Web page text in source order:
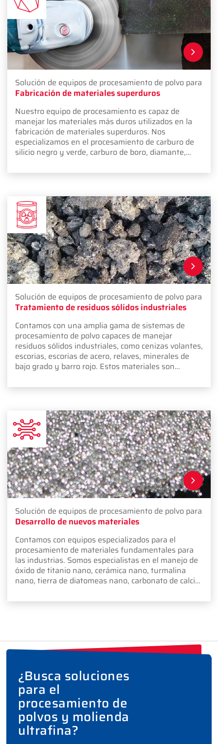
Solución de equipos de procesamiento de polvo para
Fabricación de materiales superduros
Nuestro equipo de procesamiento es capaz de
manejar los materiales más duros utilizados en la
fabricación de materiales superduros. Nos
especializamos en el procesamiento de carburo de
silicio negro y verde, carburo de boro, diamante,
compuestos de pulido de tierras raras, carburo de
cromo, materiales para ruedas abrasivas, óxido de
neodimio y arena pura de color natural.
Solución de equipos de procesamiento de polvo para
Tratamiento de residuos sólidos industriales
Contamos con una amplia gama de sistemas de
procesamiento de polvo capaces de manejar
residuos sólidos industriales, como cenizas volantes,
escorias, escorias de acero, relaves, minerales de
bajo grado y barro rojo. Estos materiales son
requieren un tratamiento preciso para cumplir con
Solución de equipos de procesamiento de polvo para
Desarrollo de nuevos materiales
Contamos con equipos especializados para el
procesamiento de materiales fundamentales para
las industrias. Somos especialistas en el manejo de
óxido de titanio nano, cerámica nano, turmalina
nano, tierra de diatomeas nano, carbonato de calcio
¿Busca soluciones
para el
procesamiento de
polvos y molienda
ultrafina?